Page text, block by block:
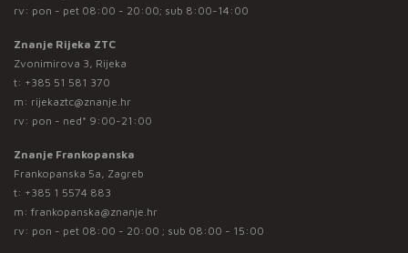
rv: pon - pet 08:00 - 20:00; sub 8:00-14:00
Znanje Rijeka ZTC
Zvonimirova 3, Rijeka
t: +385 51 581 370
m: rijekaztc@znanje.hr
rv: pon - ned* 9:00-21:00
Znanje Frankopanska
Frankopanska 5a, Zagreb
t: +385 1 5574 883
m: frankopanska@znanje.hr
rv: pon - pet 08:00 - 20:00 ; sub 08:00 - 15:00